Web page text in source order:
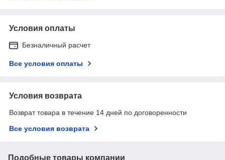
Условия оплаты
Безналичный расчет
Все условия оплаты
Условия возврата
Возврат товара в течение 14 дней по договоренности
Все условия возврата
Подобные товары компании